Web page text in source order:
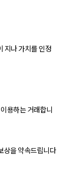
지나 가치를 인정
용하는 거래합니
상을 약속드립니다